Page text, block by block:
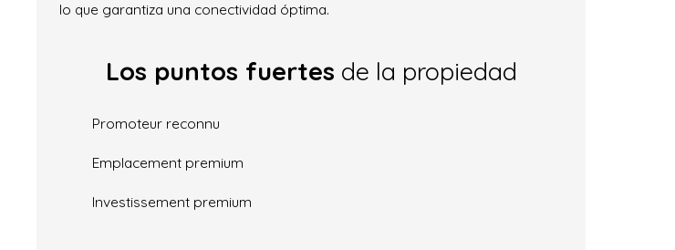
lo que garantiza una conectividad óptima.
Los puntos fuertes de la propiedad
Promoteur reconnu
Emplacement premium
Investissement premium